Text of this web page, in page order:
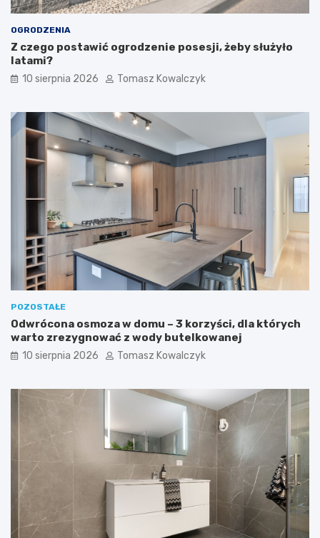
e
n
ę
t
r
y
h
e
OGRODZENIA
Z czego postawić ogrodzenie posesji, żeby służyło
latami?
10 sierpnia 2026 Tomasz Kowalczyk
POZOSTAŁE
Odwrócona osmoza w domu – 3 korzyści, dla których
warto zrezygnować z wody butelkowanej
10 sierpnia 2026 Tomasz Kowalczyk